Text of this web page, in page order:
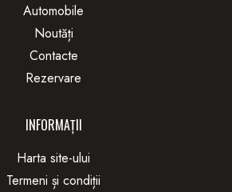
Automobile
Noutăți
Contacte
Rezervare
INFORMAȚII
Harta site-ului
Termeni și condiții